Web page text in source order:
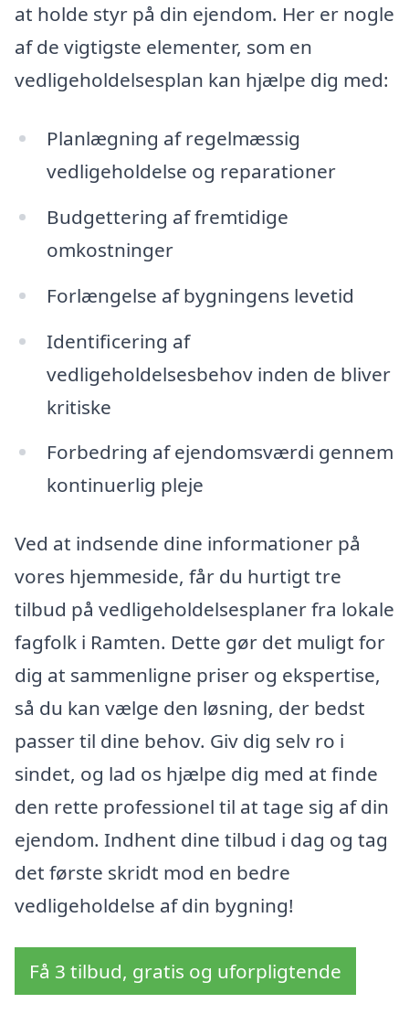
at holde styr på din ejendom. Her er nogle
af de vigtigste elementer, som en
vedligeholdelsesplan kan hjælpe dig med:
Planlægning af regelmæssig
vedligeholdelse og reparationer
Budgettering af fremtidige
omkostninger
Forlængelse af bygningens levetid
Identificering af
vedligeholdelsesbehov inden de bliver
kritiske
Forbedring af ejendomsværdi gennem
kontinuerlig pleje
Ved at indsende dine informationer på
vores hjemmeside, får du hurtigt tre
tilbud på vedligeholdelsesplaner fra lokale
fagfolk i Ramten. Dette gør det muligt for
dig at sammenligne priser og ekspertise,
så du kan vælge den løsning, der bedst
passer til dine behov. Giv dig selv ro i
sindet, og lad os hjælpe dig med at finde
den rette professionel til at tage sig af din
ejendom. Indhent dine tilbud i dag og tag
det første skridt mod en bedre
vedligeholdelse af din bygning!
Få 3 tilbud, gratis og uforpligtende